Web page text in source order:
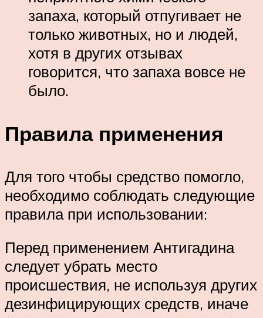
запаха, который отпугивает не
только животных, но и людей,
хотя в других отзывах
говорится, что запаха вовсе не
было.
Правила применения
Для того чтобы средство помогло,
необходимо соблюдать следующие
правила при использовании:
Перед применением Антигадина
следует убрать место
происшествия, не используя других
дезинфицирующих средств, иначе